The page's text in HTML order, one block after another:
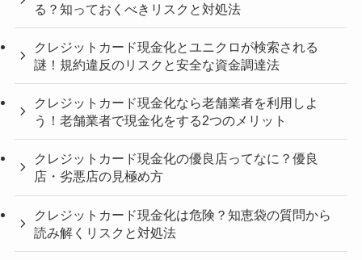
る？知っておくべきリスクと対処法
クレジットカード現金化とユニクロが検索される
謎！規約違反のリスクと安全な資金調達法
クレジットカード現金化なら老舗業者を利用しよ
う！老舗業者で現金化をする2つのメリット
クレジットカード現金化の優良店ってなに？優良
店・劣悪店の見極め方
クレジットカード現金化は危険？知恵袋の質問から
読み解くリスクと対処法